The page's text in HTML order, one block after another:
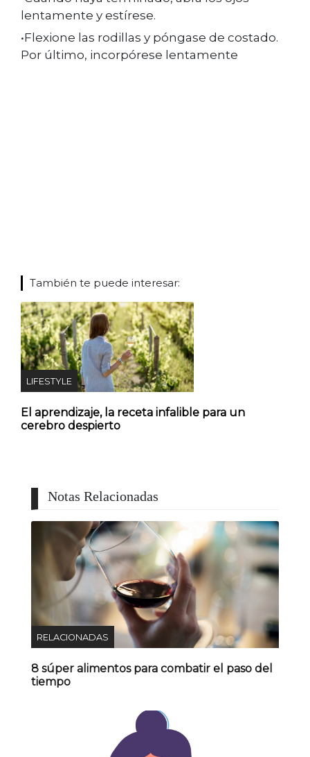
lentamente y estírese.
•Flexione las rodillas y póngase de costado.
Por último, incorpórese lentamente
También te puede interesar:
LIFESTYLE
El aprendizaje, la receta infalible para un
cerebro despierto
Notas Relacionadas
RELACIONADAS
8 súper alimentos para combatir el paso del
tiempo